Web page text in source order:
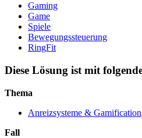
Gaming
Game
Spiele
Bewegungssteuerung
RingFit
Diese Lösung ist mit
Thema
Anreizsysteme & Gamification
Fall